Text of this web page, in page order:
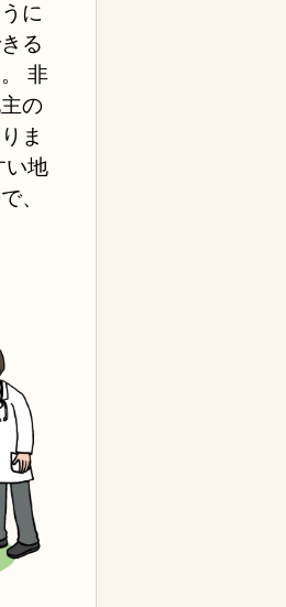
に
る
非
の
ま
い地
、